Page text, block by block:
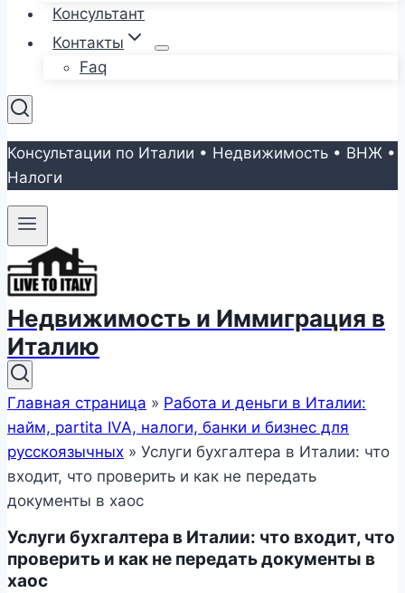
Консультант
Контакты
Faq
Консультации по Италии • Недвижимость • ВНЖ •
Налоги
Недвижимость и Иммиграция в
Италию
Главная страница » Работа и деньги в Италии:
найм, partita IVA, налоги, банки и бизнес для
русскоязычных » Услуги бухгалтера в Италии: что
входит, что проверить и как не передать
документы в хаос
Услуги бухгалтера в Италии: что входит, что
проверить и как не передать документы в
хаос